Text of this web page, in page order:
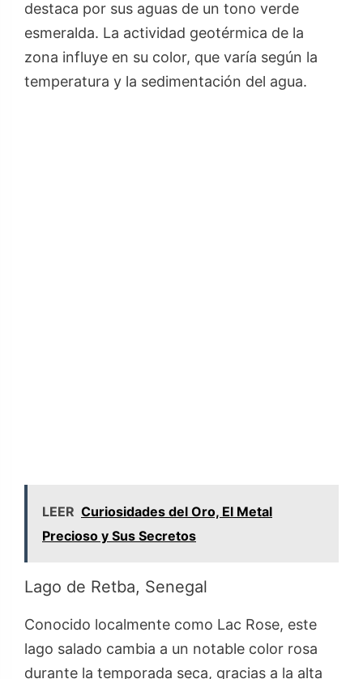
destaca por sus aguas de un tono verde
esmeralda. La actividad geotérmica de la
zona influye en su color, que varía según la
temperatura y la sedimentación del agua.
LEER Curiosidades del Oro, El Metal
Precioso y Sus Secretos
Lago de Retba, Senegal
Conocido localmente como Lac Rose, este
lago salado cambia a un notable color rosa
durante la temporada seca, gracias a la alta